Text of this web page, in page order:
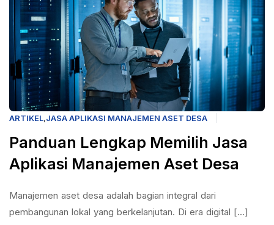
ARTIKEL,JASA APLIKASI MANAJEMEN ASET DESA
Panduan Lengkap Memilih Jasa
Aplikasi Manajemen Aset Desa
Manajemen aset desa adalah bagian integral dari
pembangunan lokal yang berkelanjutan. Di era digital [...]